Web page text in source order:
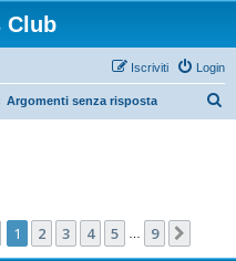
Club
Login
Iscriviti
Argomenti senza risposta
di
1 2 3 4 5 9